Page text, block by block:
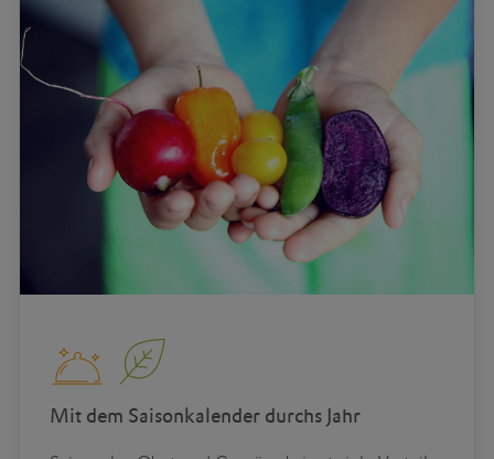
Mit dem Saisonkalender durchs Jahr